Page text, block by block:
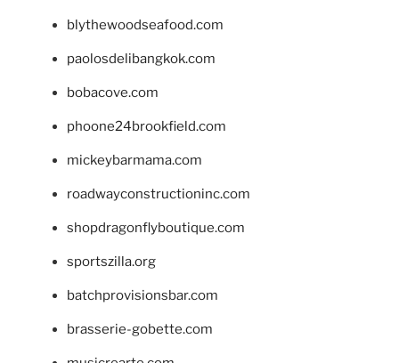
blythewoodseafood.com
paolosdelibangkok.com
bobacove.com
phoone24brookfield.com
mickeybarmama.com
roadwayconstructioninc.com
shopdragonflyboutique.com
sportszilla.org
batchprovisionsbar.com
brasserie-gobette.com